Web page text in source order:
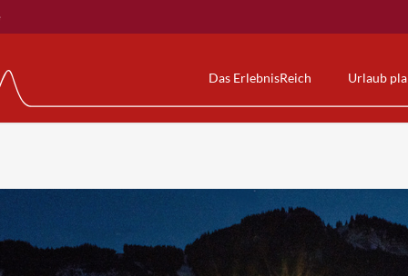
Das ErlebnisReich
Alpspitzbahn
AlpspitzSPLASH
Erlebnis am Berg
Alpspitz-
Preise &
Urlaub
Gästekarte